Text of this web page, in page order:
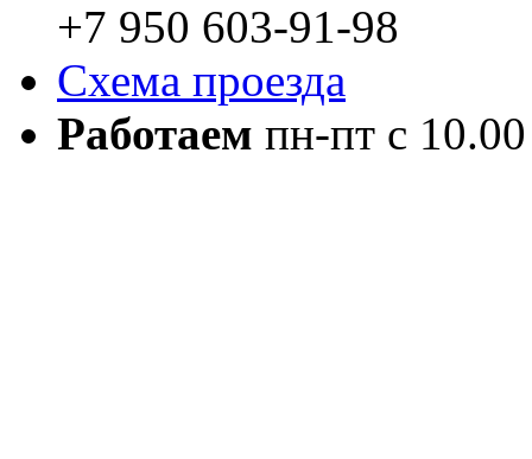
+7 950 603-91-98
Схема проезда
Работаем пн-пт с